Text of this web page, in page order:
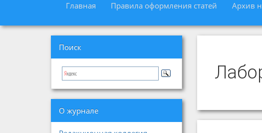
Главная Правила оформления статей Архив
Поиск
О журнале